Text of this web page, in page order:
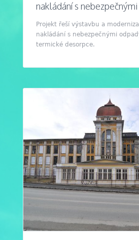
nakládání s
Projekt řeší výstavbu a
nakládání s nebezpečnými
termické desorpce.